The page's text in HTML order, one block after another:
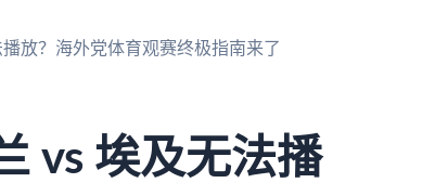
放？海外党体育观赛终极指南来了
vs 埃及无法播